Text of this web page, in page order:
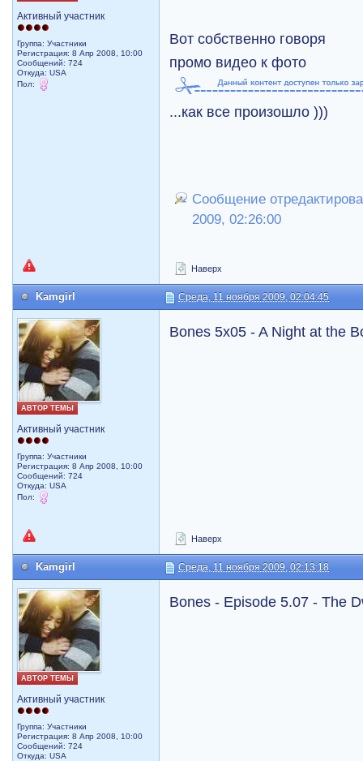
Активный участник
Группа: Участники
Регистрация: 8 Апр 2008, 10:00
Сообщений: 724
Откуда: USA
Пол:
Вот собственно говоря
промо видео к фото
...как все произошло )))
Сообщение
2009, 02:26:00
Наверх
Kamgirl Среда, 11 ноября 2009, 02:04:45
АВТОР ТЕМЫ
Активный участник
Группа: Участники
Регистрация: 8 Апр 2008, 10:00
Сообщений: 724
Откуда: USA
Пол:
Bones 5x05 - A Night at the
Наверх
Kamgirl Среда, 11 ноября 2009, 02:13:18
АВТОР ТЕМЫ
Активный участник
Группа: Участники
Регистрация: 8 Апр 2008, 10:00
Сообщений: 724
Откуда: USA
Bones - Episode 5.07 - The